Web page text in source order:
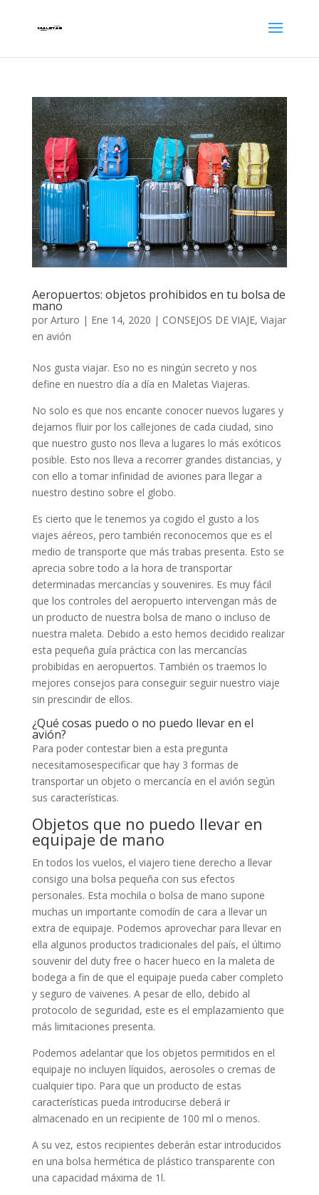
Aeropuertos: objetos prohibidos en tu bolsa de
mano
por Arturo | Ene 14, 2020 | CONSEJOS DE VIAJE, Viajar
en avión
Nos gusta viajar. Eso no es ningún secreto y nos
define en nuestro día a día en Maletas Viajeras.
No solo es que nos encante conocer nuevos lugares y
dejarnos fluir por los callejones de cada ciudad, sino
que nuestro gusto nos lleva a lugares lo más exóticos
posible. Esto nos lleva a recorrer grandes distancias, y
con ello a tomar infinidad de aviones para llegar a
nuestro destino sobre el globo.
Es cierto que le tenemos ya cogido el gusto a los
viajes aéreos, pero también reconocemos que es el
medio de transporte que más trabas presenta. Esto se
aprecia sobre todo a la hora de transportar
determinadas mercancías y souvenires. Es muy fácil
que los controles del aeropuerto intervengan más de
un producto de nuestra bolsa de mano o incluso de
nuestra maleta. Debido a esto hemos decidido realizar
esta pequeña guía práctica con las mercancías
probibidas en aeropuertos. También os traemos lo
mejores consejos para conseguir seguir nuestro viaje
sin prescindir de ellos.
¿Qué cosas puedo o no puedo llevar en el
avión?
Para poder contestar bien a esta pregunta
necesitamosespecificar que hay 3 formas de
transportar un objeto o mercancía en el avión según
sus características.
Objetos que no puedo llevar en
equipaje de mano
En todos los vuelos, el viajero tiene derecho a llevar
consigo una bolsa pequeña con sus efectos
personales. Esta mochila o bolsa de mano supone
muchas un importante comodín de cara a llevar un
extra de equipaje. Podemos aprovechar para llevar en
ella algunos productos tradicionales del país, el último
souvenir del duty free o hacer hueco en la maleta de
bodega a fin de que el equipaje pueda caber completo
y seguro de vaivenes. A pesar de ello, debido al
protocolo de seguridad, este es el emplazamiento que
más limitaciones presenta.
Podemos adelantar que los objetos permitidos en el
equipaje no incluyen líquidos, aerosoles o cremas de
cualquier tipo. Para que un producto de estas
características pueda introducirse deberá ir
almacenado en un recipiente de 100 ml o menos.
A su vez, estos recipientes deberán estar introducidos
en una bolsa hermética de plástico transparente con
una capacidad máxima de 1l.